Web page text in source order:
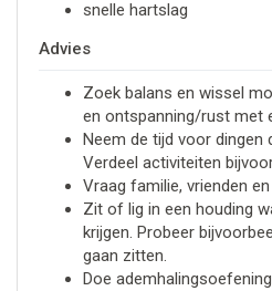
snelle hartslag
Advies
Zoek balans en wissel
en ontspanning/rust met
Neem de tijd voor dingen
Verdeel activiteiten
Vraag familie, vrienden
Zit of lig in een houding
krijgen. Probeer
gaan zitten.
Doe